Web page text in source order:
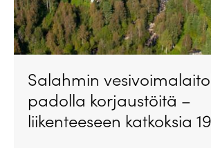
Salahmin
padolla korjaustöitä –
liikenteeseen katkoksia